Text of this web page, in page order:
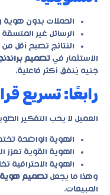
الحملات بدون هوية
الرسائل غير
النتائج تصبح أقل من
الاستثمار في تصميم
جنيه يُنفق أكثر فاعلية.
رابعًا: تسريع
العميل لا يحب التفكير
الهوية الواضحة
الهوية القوية تعزز
الهوية الاحترافية
وهذا ما يجعل تصميم هوية
المبيعات.